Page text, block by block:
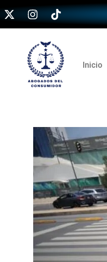
Inicio